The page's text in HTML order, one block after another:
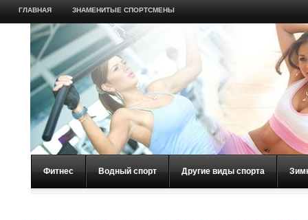
ГЛАВНАЯ ЗНАМЕНИТЫЕ СПОРТСМЕНЫ
Фитнес Водный спорт Другие виды спорта